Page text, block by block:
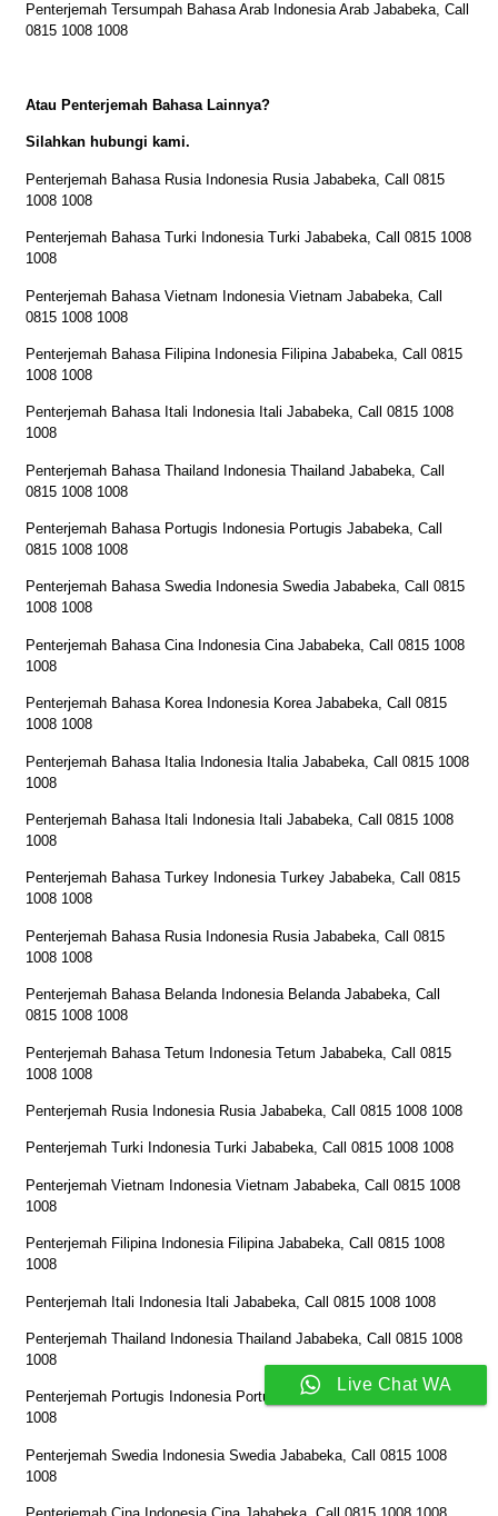
Penterjemah Tersumpah Bahasa Arab Indonesia Arab Jababeka, Call
0815 1008 1008
Atau Penterjemah Bahasa Lainnya?
Silahkan hubungi kami.
Penterjemah Bahasa Rusia Indonesia Rusia Jababeka, Call 0815
1008 1008
Penterjemah Bahasa Turki Indonesia Turki Jababeka, Call 0815 1008
1008
Penterjemah Bahasa Vietnam Indonesia Vietnam Jababeka, Call
0815 1008 1008
Penterjemah Bahasa Filipina Indonesia Filipina Jababeka, Call 0815
1008 1008
Penterjemah Bahasa Itali Indonesia Itali Jababeka, Call 0815 1008
1008
Penterjemah Bahasa Thailand Indonesia Thailand Jababeka, Call
0815 1008 1008
Penterjemah Bahasa Portugis Indonesia Portugis Jababeka, Call
0815 1008 1008
Penterjemah Bahasa Swedia Indonesia Swedia Jababeka, Call 0815
1008 1008
Penterjemah Bahasa Cina Indonesia Cina Jababeka, Call 0815 1008
1008
Penterjemah Bahasa Korea Indonesia Korea Jababeka, Call 0815
1008 1008
Penterjemah Bahasa Italia Indonesia Italia Jababeka, Call 0815 1008
1008
Penterjemah Bahasa Itali Indonesia Itali Jababeka, Call 0815 1008
1008
Penterjemah Bahasa Turkey Indonesia Turkey Jababeka, Call 0815
1008 1008
Penterjemah Bahasa Rusia Indonesia Rusia Jababeka, Call 0815
1008 1008
Penterjemah Bahasa Belanda Indonesia Belanda Jababeka, Call
0815 1008 1008
Penterjemah Bahasa Tetum Indonesia Tetum Jababeka, Call 0815
1008 1008
Penterjemah Rusia Indonesia Rusia Jababeka, Call 0815 1008 1008
Penterjemah Turki Indonesia Turki Jababeka, Call 0815 1008 1008
Penterjemah Vietnam Indonesia Vietnam Jababeka, Call 0815 1008
1008
Penterjemah Filipina Indonesia Filipina Jababeka, Call 0815 1008
1008
Penterjemah Itali Indonesia Itali Jababeka, Call 0815 1008 1008
Penterjemah Thailand Indonesia Thailand Jababeka, Call 0815 1008
1008
Penterjemah Portugis Indonesia Portugis Jababeka, Call 0815 1008
1008
Penterjemah Swedia Indonesia Swedia Jababeka, Call 0815 1008
1008
Live Chat WA